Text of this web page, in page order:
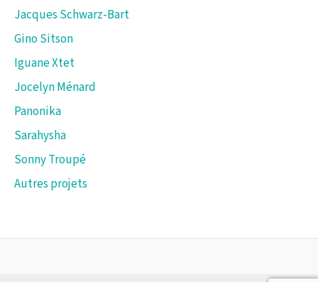
Jacques Schwarz-Bart
Gino Sitson
Iguane Xtet
Jocelyn Ménard
Panonika
Sarahysha
Sonny Troupé
Autres projets